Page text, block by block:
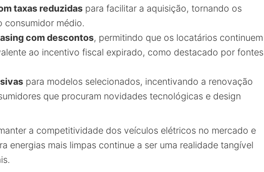
taxas reduzidas para facilitar a aquisição, tornando os
consumidor médio.
com descontos, permitindo que os locatários continuem
ao incentivo fiscal expirado, como destacado por fontes
para modelos selecionados, incentivando a renovação
que procuram novidades tecnológicas e design
a competitividade dos veículos elétricos no mercado e
energias mais limpas continue a ser uma realidade tangível